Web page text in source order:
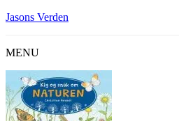
Skip
Jasons Verden
MENU